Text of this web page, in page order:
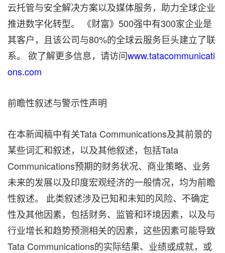
云托管与安全解决方案以及媒体服务，助力全球企业
推进数字化转型。 《财富》500强中有300家企业是
其客户，且该公司与80%的全球云服务巨头建立了联
系。 欲了解更多信息，请访问www.tatacommunicati
ons.com
前瞻性叙述与警示性声明
在本新闻稿中有关Tata Communications及其前景的
某些词汇和叙述，以及其他叙述，包括Tata
Communications预期的财务状况、商业策略、业务
未来的发展以及印度宏观经济的一般情况，均为前瞻
性叙述。 此类叙述涉及已知和未知的风险、不确定
性及其他因素，包括财务、监管和环境因素，以及与
行业增长和趋势预测相关的因素，这些因素可能导致
Tata Communications的实际结果、业绩或成就，或